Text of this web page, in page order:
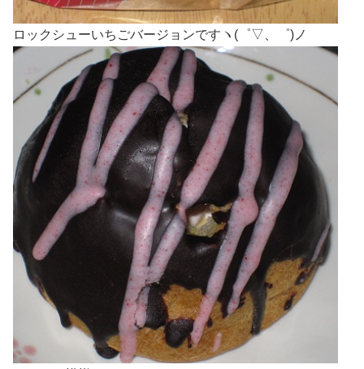
ロックシューいちごバージョンですヽ(゜▽、゜)ノ